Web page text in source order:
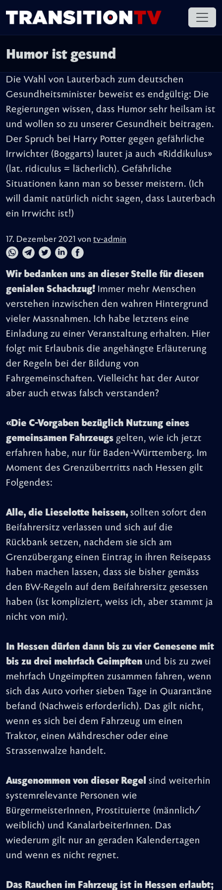
Humor ist gesund
Die Wahl von Lauterbach zum deutschen
Gesundheitsminister beweist es endgültig: Die
Regierungen wissen, dass Humor sehr heilsam ist
und wollen so zu unserer Gesundheit beitragen.
Der Spruch bei Harry Potter gegen gefährliche
Irrwichter (Boggarts) lautet ja auch «Riddikulus»
(lat. ridiculus = lächerlich). Gefährliche
Situationen kann man so besser meistern. (Ich
will damit natürlich nicht sagen, dass Lauterbach
ein Irrwicht ist!)
17. Dezember 2021 von tv-admin
Wir bedanken uns an dieser Stelle für diesen
genialen Schachzug! Immer mehr Menschen
verstehen inzwischen den wahren Hintergrund
vieler Massnahmen. Ich habe letztens eine
Einladung zu einer Veranstaltung erhalten. Hier
folgt mit Erlaubnis die angehängte Erläuterung
der Regeln bei der Bildung von
Fahrgemeinschaften. Vielleicht hat der Autor
aber auch etwas falsch verstanden?
«Die C-Vorgaben bezüglich Nutzung eines
gemeinsamen Fahrzeugs gelten, wie ich jetzt
erfahren habe, nur für Baden-Württemberg. Im
Moment des Grenzübertritts nach Hessen gilt
Folgendes:
Alle, die Lieselotte heissen,sollten sofort den
Beifahrersitz verlassen und sich auf die
Rückbank setzen, nachdem sie sich am
Grenzübergang einen Eintrag in ihren Reisepass
haben machen lassen, dass sie bisher gemäss
den BW-Regeln auf dem Beifahrersitz gesessen
haben (ist kompliziert, weiss ich, aber stammt ja
nicht von mir).
In Hessen dürfen dann bis zu vier Genesene mit
bis zu drei mehrfach Geimpften und bis zu zwei
mehrfach Ungeimpften zusammen fahren, wenn
sich das Auto vorher sieben Tage in Quarantäne
befand (Nachweis erforderlich). Das gilt nicht,
wenn es sich bei dem Fahrzeug um einen
Traktor, einen Mähdrescher oder eine
Strassenwalze handelt.
Ausgenommen von dieser Regel sind weiterhin
systemrelevante Personen wie
BürgermeisterInnen, Prostituierte (männlich/
weiblich) und KanalarbeiterInnen. Das
wiederum gilt nur an geraden Kalendertagen
und wenn es nicht regnet.
Das Rauchen im Fahrzeug ist in Hessen erlaubt;